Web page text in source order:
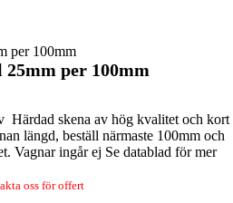
per 100mm
Härdad skena av hög kvalitet och kort
längd, beställ närmaste 100mm och
Vagnar ingår ej Se datablad för mer
oss för offert